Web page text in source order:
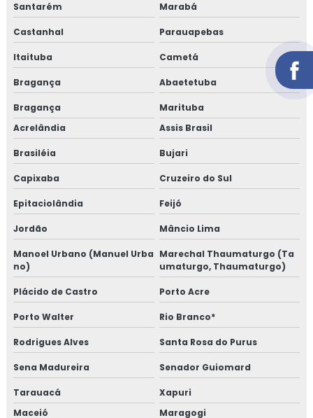
Santarém Marabá
Castanhal Parauapebas
Itaituba Cametá
Bragança Abaetetuba
Bragança
Marituba
Acrelândia
Assis Brasil
Brasiléia Bujari
Capixaba Cruzeiro do Sul
Epitaciolândia Feijó
Jordão Mâncio Lima
Manoel Urbano (Manuel Urba
no)
Marechal Thaumaturgo (Ta
umaturgo, Thaumaturgo)
Plácido de Castro Porto Acre
Porto Walter Rio Branco*
Rodrigues Alves Santa Rosa do Purus
Sena Madureira Senador Guiomard
Tarauacá
Xapuri
Maceió
Maragogi